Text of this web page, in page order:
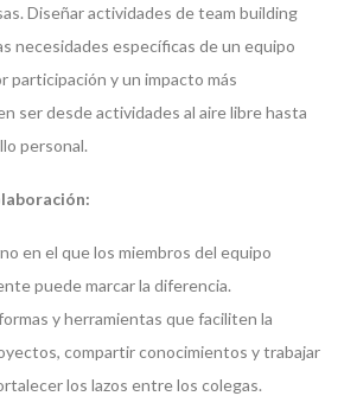
Diseñar actividades de team building
necesidades específicas de un equipo
participación y un impacto más
ser desde actividades al aire libre hasta
personal.
en el que los miembros del equipo
puede marcar la diferencia.
y herramientas que faciliten la
compartir conocimientos y trabajar
los lazos entre los colegas.